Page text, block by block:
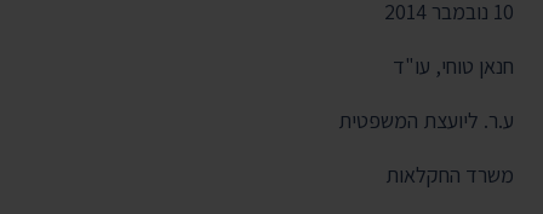
חנאן טוחי, עו"ד
ע.ר. ליועצת המשפטית
משרד החקלאות